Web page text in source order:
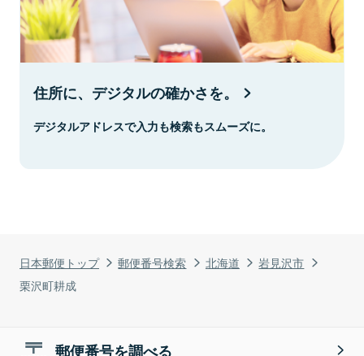
日本郵便トップ 郵便番号検索 北海道
岩見沢市
栗沢町耕成
住所に、デジタルの確かさを。
デジタルアドレスで入力も検索もスムーズに。
郵便番号を調べる